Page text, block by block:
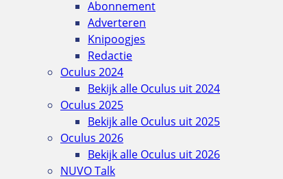
Abonnement
Adverteren
Knipoogjes
Redactie
Oculus 2024
Bekijk alle Oculus uit 2024
Oculus 2025
Bekijk alle Oculus uit 2025
Oculus 2026
Bekijk alle Oculus uit 2026
NUVO Talk